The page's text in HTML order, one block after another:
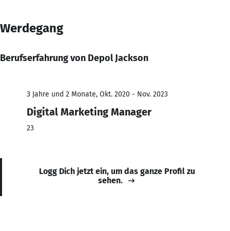
Werdegang
Berufserfahrung von Depol Jackson
3 Jahre und 2 Monate, Okt. 2020 - Nov. 2023
Digital Marketing Manager
23
Logg Dich jetzt ein, um das ganze Profil zu
sehen.